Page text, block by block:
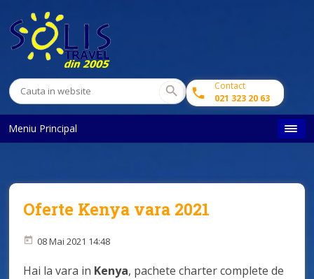
Contact
021 323 20 63
Meniu Principal
Oferte Kenya vara 2021
08 Mai 2021 14:48
Hai la vara in Kenya, pachete charter complete de